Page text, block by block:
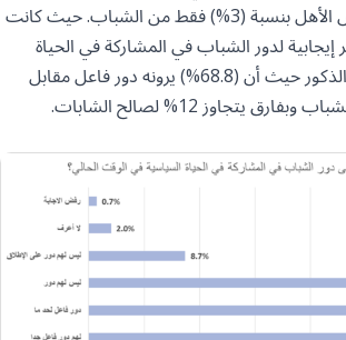
(22.2%)، رفض الأهل بنسبة (3%) فقط من الشباب. حيث كانت
إيجابية لدور الشباب في المشاركة في الحياة
السياسية من الذكور حيث أن (68.8%) يرونه دور فاعل مقابل